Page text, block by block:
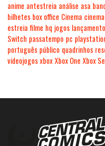
anime antestreia análise asa
bilhetes box office Cinema
estreia filme hq jogos lançamento
Switch passatempo pc
português público quadrinhos
videojogosxboxXbox One Xbox